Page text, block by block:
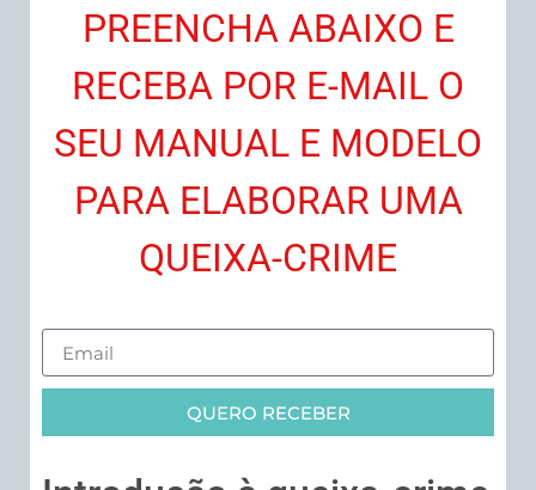
PREENCHA ABAIXO E
RECEBA POR E-MAIL O
SEU MANUAL E MODELO
PARA ELABORAR UMA
QUEIXA-CRIME
QUERO RECEBER